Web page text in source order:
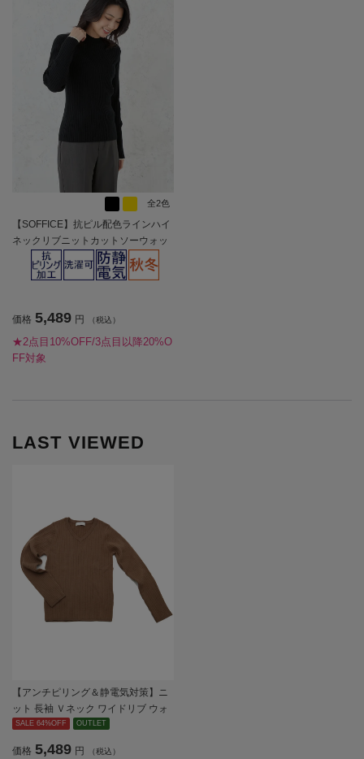
全2色
【SOFFICE】抗ピル配色ラインハイ
ネックリブニットカットソーウォッ
シャブル放電抗ピリング秋冬【レデ
ィース】
価格 5,489 円 （税込）
★2点目10%OFF/3点目以降20%O
FF対象
LAST VIEWED
【アンチピリング＆静電気対策】ニ
ット 長袖 Ｖネック ワイドリブ ウォ
ッシャブル 無地 SOFFICE 秋冬【レ
SALE 64%OFF OUTLET
価格 5,489 円 （税込）